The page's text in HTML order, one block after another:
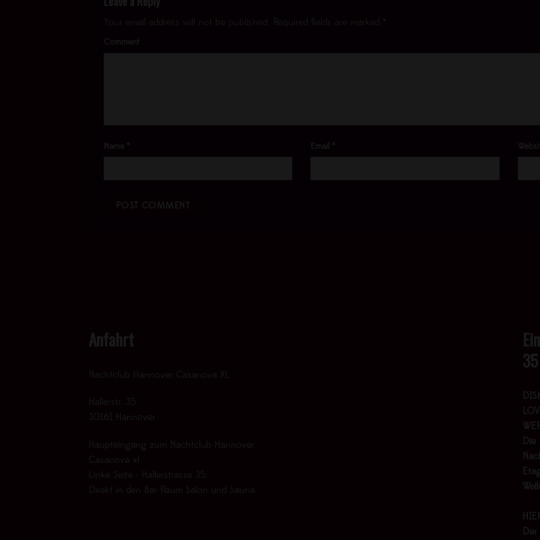
Your email address will not be published. Required fields are marked *
Comment
Name * Email *
Anfahrt
Nachtclub Hannover Casanova XL
Hallerstr. 35
30161 Hannover
Haupteingang zum Nachtclub Hannover
Casanova xl
Linke Seite - Hallerstrasse 35.
Direkt in den Bar Raum Salon und Sauna.